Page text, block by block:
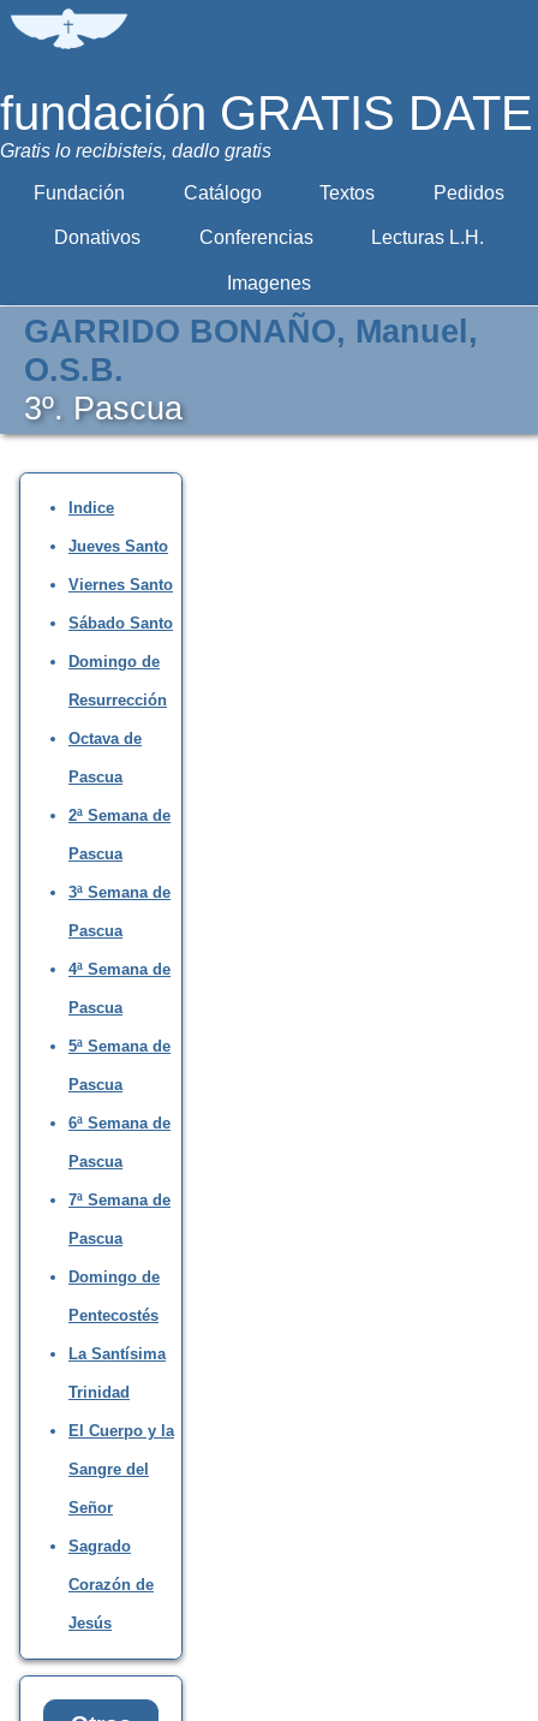
fundación GRATIS DATE
Gratis lo recibisteis, dadlo gratis
Fundación Catálogo Textos Pedidos
Donativos Conferencias Lecturas L.H.
Imagenes
GARRIDO BONAÑO, Manuel,
O.S.B.
3º. Pascua
Indice
Jueves Santo
Viernes Santo
Sábado Santo
Domingo de
Resurrección
Octava de
Pascua
2ª Semana de
Pascua
3ª Semana de
Pascua
4ª Semana de
Pascua
5ª Semana de
Pascua
6ª Semana de
Pascua
7ª Semana de
Pascua
Domingo de
Pentecostés
La Santísima
Trinidad
El Cuerpo y la
Sangre del
Señor
Sagrado
Corazón de
Jesús